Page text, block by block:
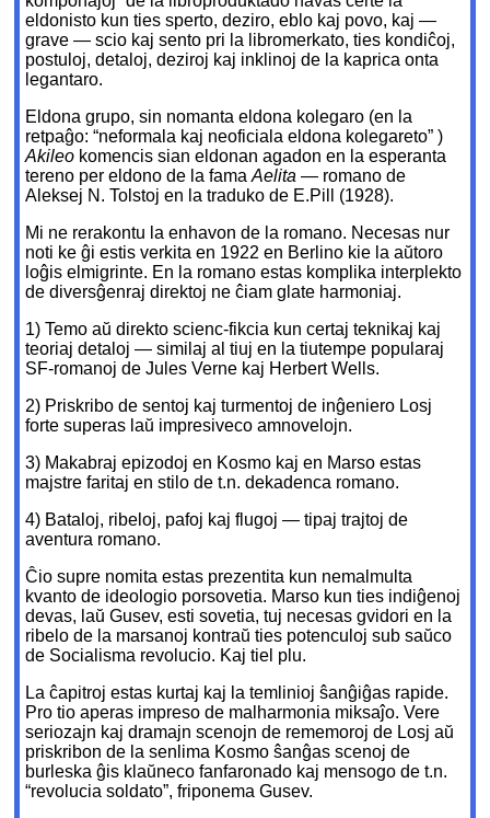
eldonisto kun ties sperto, deziro, eblo kaj povo, kaj —
grave — scio kaj sento pri la libromerkato, ties kondiĉoj,
postuloj, detaloj, deziroj kaj inklinoj de la kaprica onta
legantaro.
Eldona grupo, sin nomanta eldona kolegaro (en la
retpaĝo: “neformala kaj neoficiala eldona kolegareto” )
Akileo komencis sian eldonan agadon en la esperanta
tereno per eldono de la famaAelita — romano de
Aleksej N. Tolstoj en la traduko de E.Pill (1928).
Mi ne rerakontu la enhavon de la romano. Necesas nur
noti ke ĝi estis verkita en 1922 en Berlino kie la aŭtoro
loĝis elmigrinte. En la romano estas komplika interplekto
de diversĝenraj direktoj ne ĉiam glate harmoniaj.
1) Temo aŭ direkto scienc-fikcia kun certaj teknikaj kaj
teoriaj detaloj — similaj al tiuj en la tiutempe popularaj
SF-romanoj de Jules Verne kaj Herbert Wells.
2) Priskribo de sentoj kaj turmentoj de inĝeniero Losj
forte superas laŭ impresiveco amnovelojn.
3) Makabraj epizodoj en Kosmo kaj en Marso estas
majstre faritaj en stilo de t.n. dekadenca romano.
4) Bataloj, ribeloj, pafoj kaj flugoj — tipaj trajtoj de
aventura romano.
Ĉio supre nomita estas prezentita kun nemalmulta
kvanto de ideologio porsovetia. Marso kun ties indiĝenoj
devas, laŭ Gusev, esti sovetia, tuj necesas gvidori en la
ribelo de la marsanoj kontraŭ ties potenculoj sub saŭco
de Socialisma revolucio. Kaj tiel plu.
La ĉapitroj estas kurtaj kaj la temlinioj ŝanĝiĝas rapide.
Pro tio aperas impreso de malharmonia miksaĵo. Vere
seriozajn kaj dramajn scenojn de rememoroj de Losj aŭ
priskribon de la senlima Kosmo ŝanĝas scenoj de
burleska ĝis klaŭneco fanfaronado kaj mensogo de t.n.
“revolucia soldato”, friponema Gusev.